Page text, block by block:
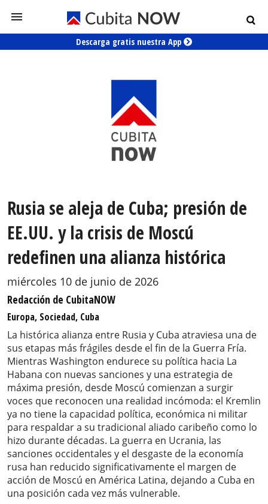
Descarga gratis nuestra App
Rusia se aleja de Cuba; presión de
EE.UU. y la crisis de Moscú
redefinen una alianza histórica
miércoles 10 de junio de 2026
Redacción de CubitaNOW
Europa, Sociedad, Cuba
La histórica alianza entre Rusia y Cuba atraviesa una de
sus etapas más frágiles desde el fin de la Guerra Fría.
Mientras Washington endurece su política hacia La
Habana con nuevas sanciones y una estrategia de
máxima presión, desde Moscú comienzan a surgir
voces que reconocen una realidad incómoda: el Kremlin
ya no tiene la capacidad política, económica ni militar
para respaldar a su tradicional aliado caribeño como lo
hizo durante décadas. La guerra en Ucrania, las
sanciones occidentales y el desgaste de la economía
rusa han reducido significativamente el margen de
acción de Moscú en América Latina, dejando a Cuba en
una posición cada vez más vulnerable.